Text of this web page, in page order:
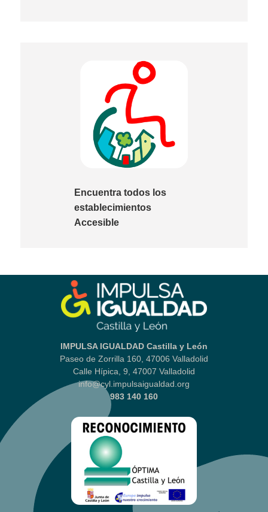
Encuentra todos los
establecimientos
Accesible
IMPULSA IGUALDAD Castilla y León
Paseo de Zorrilla 160, 47006 Valladolid
Calle Hípica, 9, 47007 Valladolid
info@cyl.impulsaigualdad.org
983 140 160